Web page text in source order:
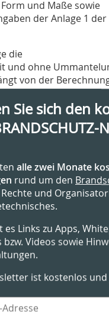
und Maße sowie
der Anlage 1 der
die
und ohne
von der
mm bestehen
die einfache und
(MPA)
werden. Dazu
um die waagrechten
auszusetzen. Als
Messstellen lieferten
exakt
wie Temperaturen,
Sie sind als
ausgeführt,
Sie sich den
alle zwei Monate
rund um den
Rechte und
es Links zu Apps,
bzw. Videos sowie
ist kostenlos